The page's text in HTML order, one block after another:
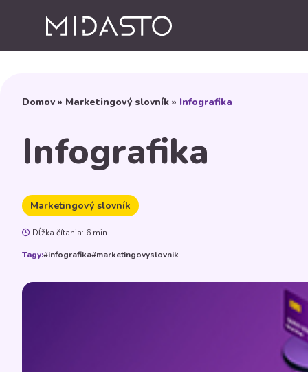
Domov » Marketingový slovník » Infografika
Infografika
Marketingový slovník
Dĺžka čítania: 6 min.
Tagy:#infografika#marketingovyslovnik